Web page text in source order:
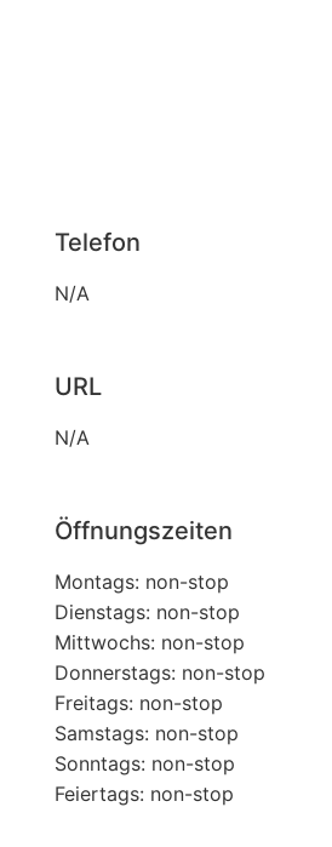
Telefon
N/A
URL
N/A
Öffnungszeiten
Montags: non-stop
Dienstags: non-stop
Mittwochs: non-stop
Donnerstags: non-stop
Freitags: non-stop
Samstags: non-stop
Sonntags: non-stop
Feiertags: non-stop